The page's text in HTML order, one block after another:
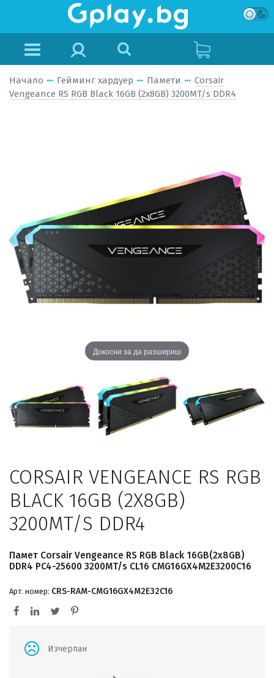
Начало Гейминг хардуер Памети
Corsair
Vengeance RS RGB Black 16GB (2x8GB) 3200MT/s DDR4
Докосни за да разшириш
CORSAIR VENGEANCE RS RGB
BLACK 16GB (2X8GB)
3200MT/S DDR4
Памет Corsair Vengeance RS RGB Black 16GB(2x8GB)
DDR4 PC4-25600 3200MT/s CL16 CMG16GX4M2E3200C16
Арт. номер: CRS-RAM-CMG16GX4M2E32C16
Изчерпан